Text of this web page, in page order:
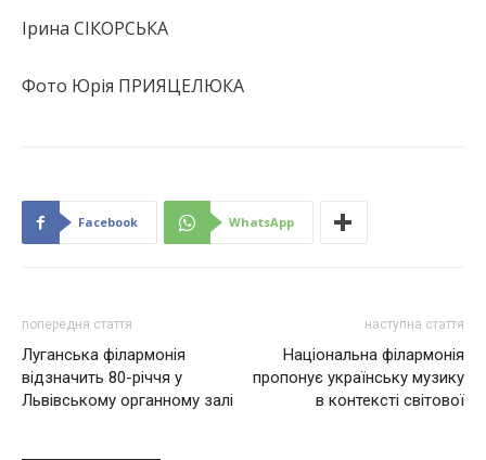
Ірина СІКОРСЬКА
Фото Юрія ПРИЯЦЕЛЮКА
Facebook WhatsApp
попередня стаття
Луганська філармонія
відзначить 80-річчя у
Львівському органному залі
наступна стаття
Національна філармонія
пропонує українську музику
в контексті світової